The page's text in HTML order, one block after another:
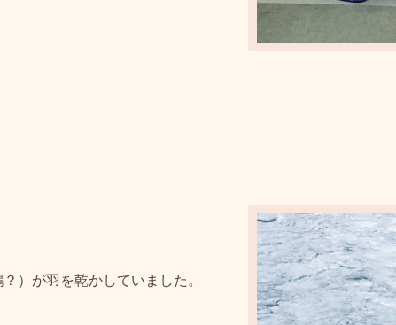
）が羽を乾かしていました。